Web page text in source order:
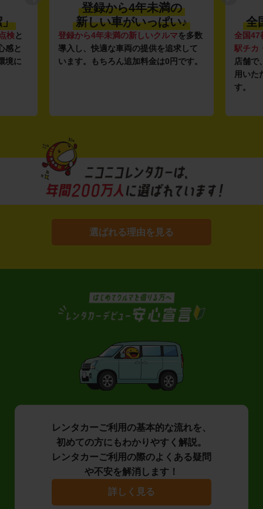
」
検と
感と
境に
登録から4年未満の
新しい車がいっぱい♪
登録から4年未満の新しいクルマを多数
導入し、快適な車両の提供を追求して
います。もちろん追加料金は0円です。
全
全国47
駅チカ
店舗で
用いた
す。
選ばれる理由を見る
レンタカーご利用の基本的な流れを、
初めての方にもわかりやすく解説。
レンタカーご利用の際のよくある疑問
や不安を解消します！
詳しく見る